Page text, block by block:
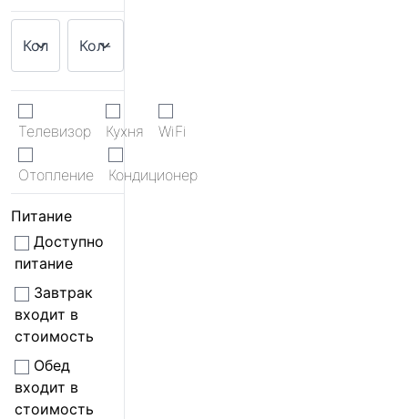
Телевизор Кухня WiFi
Отопление Кондиционер
Питание
Доступно
питание
Завтрак
входит в
стоимость
Обед
входит в
стоимость